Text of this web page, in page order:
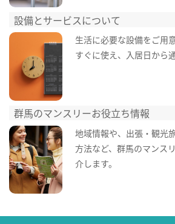
設備とサービスについて
生活に必要な設備をご用
すぐに使え、入居日から
群馬のマンスリーお役立ち情報
地域情報や、出張・観光
方法など、群馬のマンス
介します。